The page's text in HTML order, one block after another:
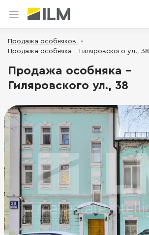
Продажа особняков
Продажа особняка - Гиляровского ул., 38
Продажа особняка -
Гиляровского ул., 38